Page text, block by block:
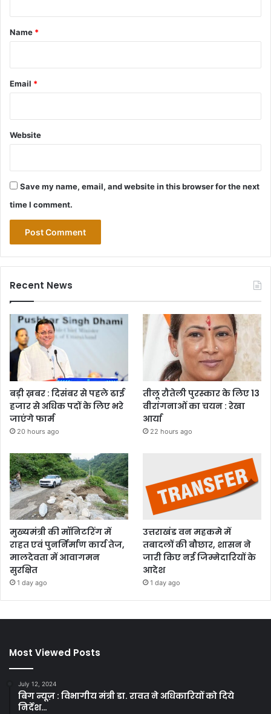
*
Name *
Email *
Website
Save my name, email, and website in this browser for the next
time I comment.
Recent News
बड़ी ख़बर : दिसंबर से पहले ढाई
हजार से अधिक पदों के लिए भरे
जाएंगे फार्म
20 hours ago
तीलू रौतेली पुरस्कार के लिए 13
वीरांगनाओं का चयन : रेखा
आर्या
22 hours ago
मुख्यमंत्री की मॉनिटरिंग में
राहत एवं पुनर्निर्माण कार्य तेज,
मालदेवता में आवागमन
सुरक्षित
1 day ago
उत्तराखंड वन महकमे में
तबादलों की बौछार, शासन ने
जारी किए नई जिम्मेदारियों के
आदेश
1 day ago
Most Viewed Posts
July 12, 2024
बिग न्यूज़ : विभागीय मंत्री डा. रावत ने अधिकारियों को दिये
निर्देश…